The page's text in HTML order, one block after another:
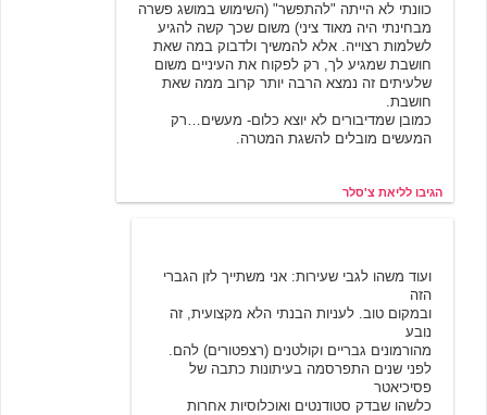
כוונתי לא הייתה "להתפשר" (השימוש במושג פשרה
מבחינתי היה מאוד ציני) משום שכך קשה להגיע
לשלמות רצוייה. אלא להמשיך ולדבוק במה שאת
חושבת שמגיע לך, רק לפקוח את העיניים משום
שלעיתים זה נמצא הרבה יותר קרוב ממה שאת
חושבת.
כמובן שמדיבורים לא יוצא כלום- מעשים…רק
המעשים מובלים להשגת המטרה.
הגיבו לליאת צ'סלר
ועוד משהו לגבי שעירות: אני משתייך לזן הגברי
הזה
ובמקום טוב. לעניות הבנתי הלא מקצועית, זה
נובע
מהורמונים גבריים וקולטנים (רצפטורים) להם.
לפני שנים התפרסמה בעיתונות כתבה של
פסיכיאטר
כלשהו שבדק סטודנטים ואוכלוסיות אחרות